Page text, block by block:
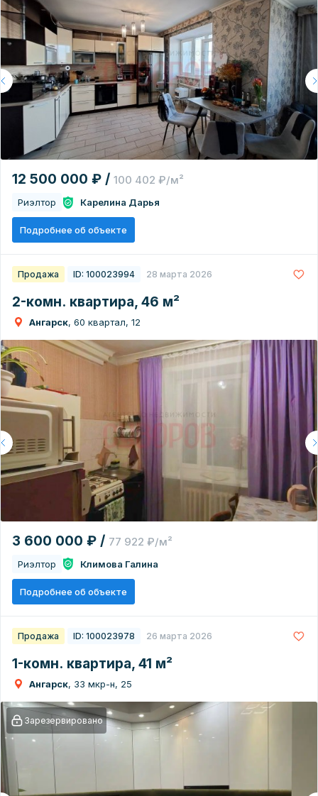
12 500 000 ₽ / 100 402 ₽/м²
Риэлтор Карелина Дарья
Подробнее об объекте
Продажа ID: 100023994 28 марта 2026
2-комн. квартира, 46 м²
Ангарск, 60 квартал, 12
3 600 000 ₽ / 77 922 ₽/м²
Риэлтор Климова Галина
Подробнее об объекте
Продажа ID: 100023978 26 марта 2026
1-комн. квартира, 41 м²
Ангарск, 33 мкр-н, 25
Зарезервировано